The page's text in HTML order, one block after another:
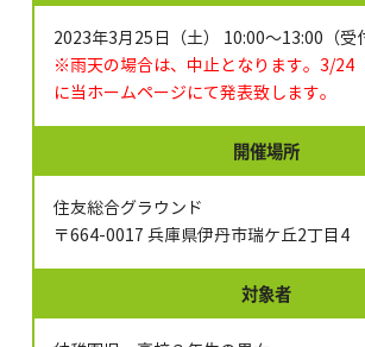
2023年3月25日（土） 10:00～13:00（受
※雨天の場合は、中止となります。3/24
に当ホームページにて発表致します。
開催場所
住友総合グラウンド
〒664-0017 兵庫県伊丹市瑞ケ丘2丁目4
対象者